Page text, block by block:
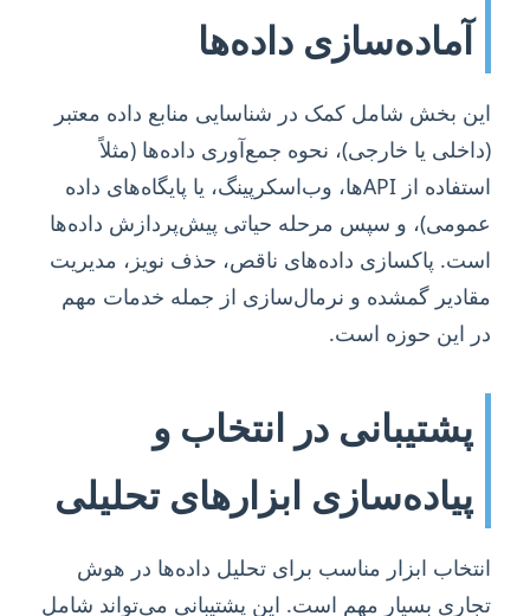
آماده‌سازی داده‌ها
این بخش شامل کمک در شناسایی منابع داده معتبر
(داخلی یا خارجی)، نحوه جمع‌آوری داده‌ها (مثلاً
استفاده از APIها، وب‌اسکرپینگ، یا پایگاه‌های داده
عمومی)، و سپس مرحله حیاتی پیش‌پردازش داده‌ها
است. پاکسازی داده‌های ناقص، حذف نویز، مدیریت
مقادیر گمشده و نرمال‌سازی از جمله خدمات مهم
در این حوزه است.
پشتیبانی در انتخاب و
پیاده‌سازی ابزارهای تحلیلی
انتخاب ابزار مناسب برای تحلیل داده‌ها در هوش
تجاری بسیار مهم است. این پشتیبانی می‌تواند شامل